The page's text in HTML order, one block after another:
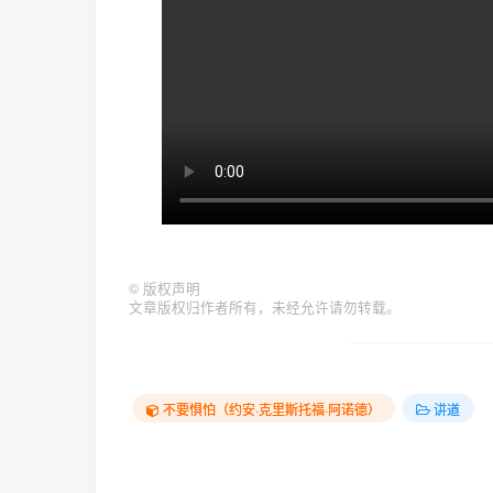
© 版权声明
文章版权归作者所有，未经允许请勿转载。
不要惧怕（约安·克里斯托福·阿诺德） 讲道